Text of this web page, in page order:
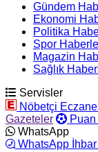
Gündem
Ekonomi
Politika
Spor
Magazin
Sağlık
Servisler
Nöbetçi
Gazeteler
WhatsApp
WhatsApp İhbar